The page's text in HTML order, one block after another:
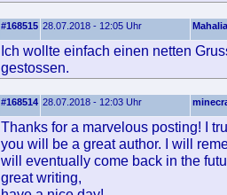
#168515 28.07.2018 - 12:05 Uhr Mahalia
Ich wollte einfach einen netten
gestossen.
#168514 28.07.2018 - 12:03 Uhr
Thanks for a marvelous posting! I
you will be a great author. I will
will eventually come back in the
great writing,